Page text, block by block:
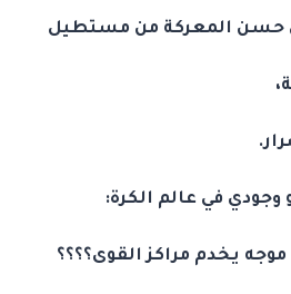
حسن المعركة من مستطيل
في عالم الكرة:
يخدم مراكز القوى؟؟؟؟